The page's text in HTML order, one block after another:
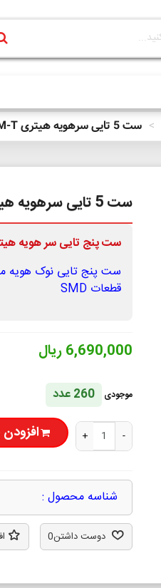
> ست 5 تایی سرهویه هیتری C900M-T
ست 5 تایی سرهویه هیتری C900M-T
ست پنج تايی سر هويه
ست پنج تایی نوک هویه
قطعات SMD
6,690,000 ریال
موجودی 260 عدد
-
+
شناسه محصول :
دوست داشتن0